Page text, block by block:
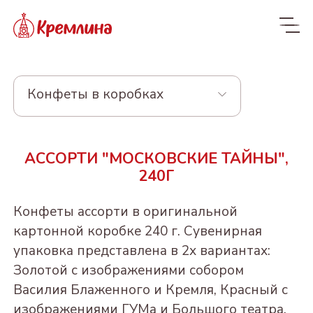
Конфеты в коробках
Новинки
NEW
КРЕМЛИНА ЧИЗ
КУРАГА КРЕМЛИНА
ЧИЗ
ФИНИК КРЕМЛИНА
Из сухофруктов
ЧЕРНОСЛИВ
ШОКОЛАДНЫЙ
Из орехов и
сухофруктов
Драже
Из орехов и вишни в
шоколаде
ВИШНЯ В
"Котики - Маркотики"
Конфеты в пакетах
Пакеты 190-300г
Конфеты и батончики
БЕЗ САХАРА
АССОРТИ "МОСКОВСКИЕ ТАЙНЫ",
240Г
Конфеты ассорти в оригинальной
картонной коробке 240 г. Сувенирная
упаковка представлена в 2х вариантах:
Золотой с изображениями собором
Василия Блаженного и Кремля, Красный с